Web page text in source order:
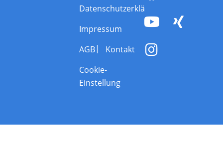
Datenschutzerklärung
Impressum
AGB
Kontakt
Cookie-
Einstellung